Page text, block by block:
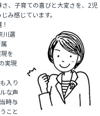
、子育ての喜びと大変さを、2児
み感じています。
川選
を
実現
入り
な声
時与
こと